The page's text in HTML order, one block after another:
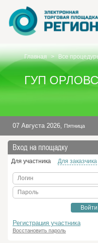
Главная > Все
ГУП
07 Августа 2026, Пятница
Вход на площадку
Для участника Для заказчика
Логин
Пароль
Войти
Регистрация участника
Восстановить пароль